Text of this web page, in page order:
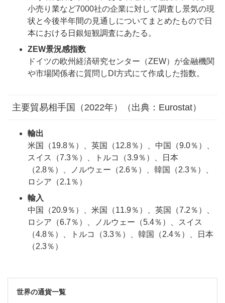
小売り業など7000社の企業に対して調査し景気の現
状と今後半年間の見通しについてまとめたもので日
本における日銀短観調査にあたる。
ZEW景況感指数
ドイツの欧州経済研究センター（ZEW）が金融機関
や市場関係者に質問しDI方式にて作成した指数。
主要貿易相手国（2022年）（出典：Eurostat）
輸出
米国（19.8％）、英国（12.8％）、中国（9.0％）、
スイス（7.3％）、トルコ（3.9％）、日本
（2.8％）、ノルウェー（2.6％）、韓国（2.3％）、
ロシア（2.1％）
輸入
中国（20.9％）、米国（11.9％）、英国（7.2％）、
ロシア（6.7％）、ノルウェー（5.4％）、スイス
（4.8％）、トルコ（3.3％）、韓国（2.4％）、日本
（2.3％）
世界の通貨一覧